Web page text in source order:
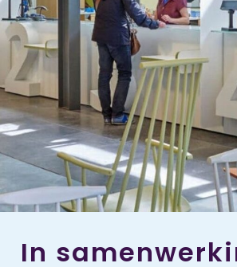
In